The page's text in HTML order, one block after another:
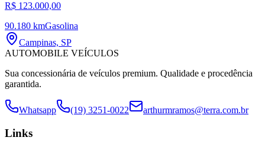
R$ 123.000,00
90.180 kmGasolina
Campinas, SP
AUTOMOBILE VEÍCULOS
Sua concessionária de veículos premium. Qualidade e procedência
garantida.
Whatsapp (19) 3251-0022 arthurmramos@terra.com.br
Links